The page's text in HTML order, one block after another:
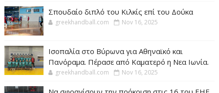
Σπουδαίο διπλό του Κιλκίς επί του Δούκα
greekhandball.com Nov 16, 2025
Ισοπαλία στο Βύρωνα για Αθηναϊκό και
Πανόραμα. Πέρασε από Καματερό η Νεα Ιωνία.
greekhandball.com Nov 16, 2025